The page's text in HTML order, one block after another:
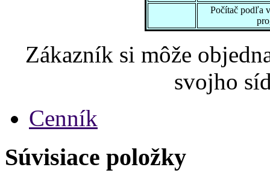
Počítač podľa
Zákazník si môže
svojho
Cenník
Súvisiace položky